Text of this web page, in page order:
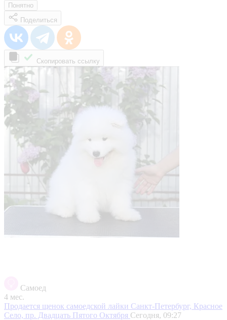
Понятно
Поделиться
Скопировать ссылку
Самоед
4 мес.
Продается щенок самоедской лайки Санкт-Петербург, Красное
Село, пр. Двадцать Пятого Октября Сегодня, 09:27